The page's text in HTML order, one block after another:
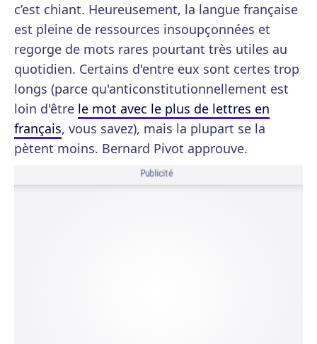
c’est chiant. Heureusement, la langue française
est pleine de ressources insoupçonnées et
regorge de mots rares pourtant très utiles au
quotidien. Certains d'entre eux sont certes trop
longs (parce qu'anticonstitutionnellement est
loin d'être le mot avec le plus de lettres en
français, vous savez), mais la plupart se la
pètent moins. Bernard Pivot approuve.
Publicité